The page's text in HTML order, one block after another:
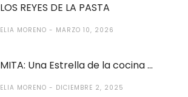
LOS REYES DE LA PASTA
ELIA MORENO MARZO 10, 2026
MITA: Una Estrella de la cocina ...
ELIA MORENO DICIEMBRE 2, 2025